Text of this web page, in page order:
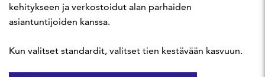
kehitykseen ja verkostoidut alan parhaiden
asiantuntijoiden kanssa.
Kun valitset standardit, valitset tien kestävään kasvuun.